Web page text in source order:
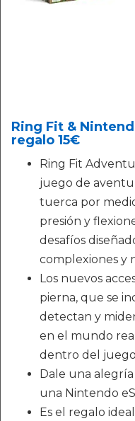
Ring Fit &
regalo 15€
Ring Fit
juego de
tuerca por
presión y
desafíos
complexiones y
Los nuevos
pierna, que se
detectan y
en el mundo
dentro del
Dale una
una Nintendo
Es el regalo